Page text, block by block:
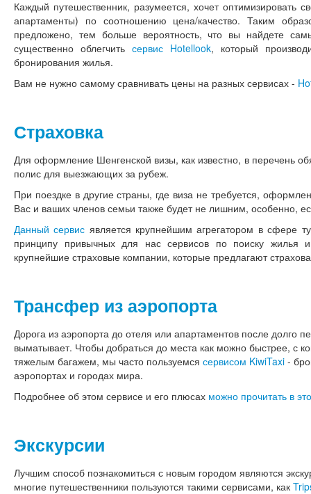
Каждый путешественник, разумеется, хочет оптимизировать
апартаменты) по соотношению цена/качество. Таким
предложено, тем больше вероятность, что вы найдете
существенно облегчить сервис Hotellook, который
бронирования жилья.
Вам не нужно самому сравнивать цены на разных сервисах -
Страховка
Для оформление Шенгенской визы, как известно, в перечень
полис для выезжающих за рубеж.
При поездке в другие страны, где виза не требуется,
Вас и ваших членов семьи также будет не лишним, особенно,
Данный сервис является крупнейшим агрегатором в сфере
принципу привычных для нас сервисов по поиску жилья
крупнейшие страховые компании, которые предлагают
Трансфер из аэропорта
Дорога из аэропорта до отеля или апартаментов после долго
выматывает. Чтобы добраться до места как можно быстрее, с
тяжелым багажем, мы часто пользуемся сервисом KiwiTaxi -
аэропортах и городах мира.
Подробнее об этом сервисе и его плюсах можно прочитать в
Экскурсии
Лучшим способ познакомиться с новым городом являются
многие путешественники пользуются такими сервисами, как